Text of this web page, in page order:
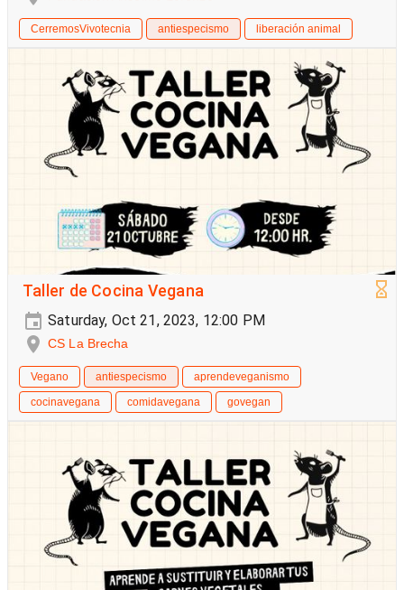
CerremosVivotecnia antiespecismo liberación animal
Taller de Cocina Vegana
Saturday, Oct 21, 2023, 12:00 PM
CS La Brecha
Vegano antiespecismo
aprendeveganismo
cocinavegana
comidavegana govegan